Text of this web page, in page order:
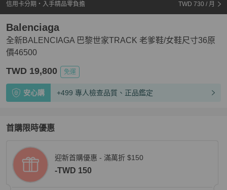
信用卡分期・入手精品零負擔 TWD 730 / 月
全新BALENCIAGA 巴黎世家TRACK 老爹鞋/女鞋尺寸36原
價46500
Balenciaga
TWD 19,800 免運
安心購 +499 專人檢查品質、正品鑑定
首購限時優惠
迎新首購優惠 - 滿萬折 $150
-TWD 150